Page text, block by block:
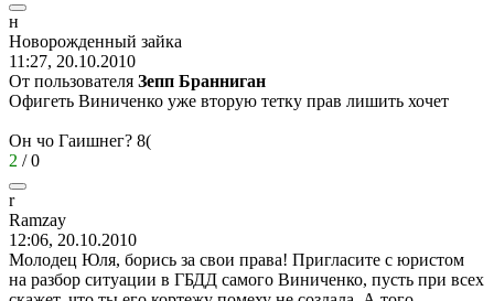
н
Новорожденный зайка
11:27, 20.10.2010
От пользователя Зепп Бранниган
Офигеть Виниченко уже вторую тетку прав лишить хочет
Он чо Гаишнег? 8(
2 /0
r
Ramzay
12:06, 20.10.2010
Молодец Юля, борись за свои права! Пригласите с юристом
на разбор ситуации в ГБДД самого Виниченко, пусть при всех